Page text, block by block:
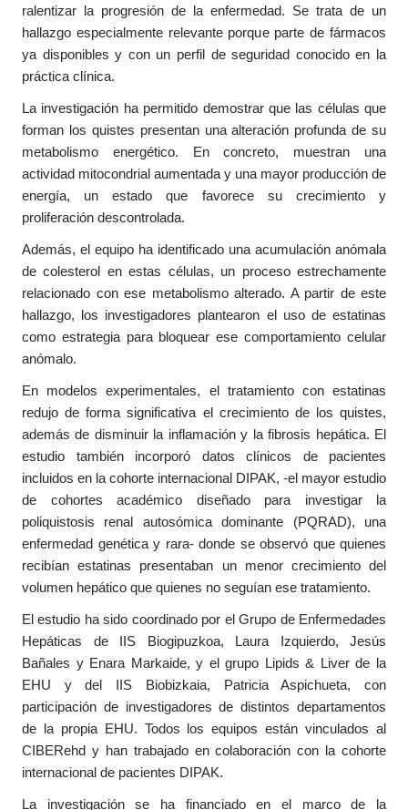
ralentizar la progresión de la enfermedad. Se trata de un
hallazgo especialmente relevante porque parte de fármacos
ya disponibles y con un perfil de seguridad conocido en la
práctica clínica.
La investigación ha permitido demostrar que las células que
forman los quistes presentan una alteración profunda de su
metabolismo energético. En concreto, muestran una
actividad mitocondrial aumentada y una mayor producción de
energía, un estado que favorece su crecimiento y
proliferación descontrolada.
Además, el equipo ha identificado una acumulación anómala
de colesterol en estas células, un proceso estrechamente
relacionado con ese metabolismo alterado. A partir de este
hallazgo, los investigadores plantearon el uso de estatinas
como estrategia para bloquear ese comportamiento celular
anómalo.
En modelos experimentales, el tratamiento con estatinas
redujo de forma significativa el crecimiento de los quistes,
además de disminuir la inflamación y la fibrosis hepática. El
estudio también incorporó datos clínicos de pacientes
incluidos en la cohorte internacional DIPAK, -el mayor estudio
de cohortes académico diseñado para investigar la
poliquistosis renal autosómica dominante (PQRAD), una
enfermedad genética y rara- donde se observó que quienes
recibían estatinas presentaban un menor crecimiento del
volumen hepático que quienes no seguían ese tratamiento.
El estudio ha sido coordinado por el Grupo de Enfermedades
Hepáticas de IIS Biogipuzkoa, Laura Izquierdo, Jesús
Bañales y Enara Markaide, y el grupo Lipids & Liver de la
EHU y del IIS Biobizkaia, Patricia Aspichueta, con
participación de investigadores de distintos departamentos
de la propia EHU. Todos los equipos están vinculados al
CIBERehd y han trabajado en colaboración con la cohorte
internacional de pacientes DIPAK.
La investigación se ha financiado en el marco de la